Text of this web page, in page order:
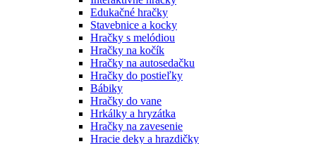
Edukačné hračky
Stavebnice a kocky
Hračky s melódiou
Hračky na kočík
Hračky na autosedačku
Hračky do postieľky
Bábiky
Hračky do vane
Hrkálky a hryzátka
Hračky na zavesenie
Hracie deky a hrazdičky